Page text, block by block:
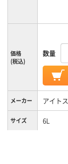
価格
(税込)
数量
メーカー アイトス
サイズ 6L